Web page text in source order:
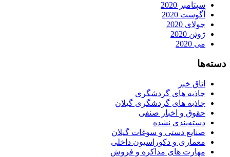
سپتامبر 2020
آگوست 2020
جولای 2020
ژوئن 2020
می 2020
دسته‌ها
اتاق خبر
جاذبه های گردشگری
جاذبه های گردشگری گیلان
حقوق و اخبار صنفی
دسته‌بندی نشده
صنایع دستی و سوغات گیلان
معماری و دکوراسیون داخلی
مهارت های مذاکره و فروش